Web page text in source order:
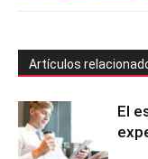
Artículos
El